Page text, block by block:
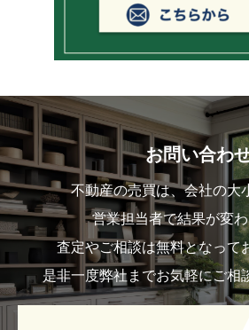
お問い合わ
不動産の売買は、会社の大
営業担当者で結果が変
査定やご相談は無料となって
是非一度弊社までお気軽にご相